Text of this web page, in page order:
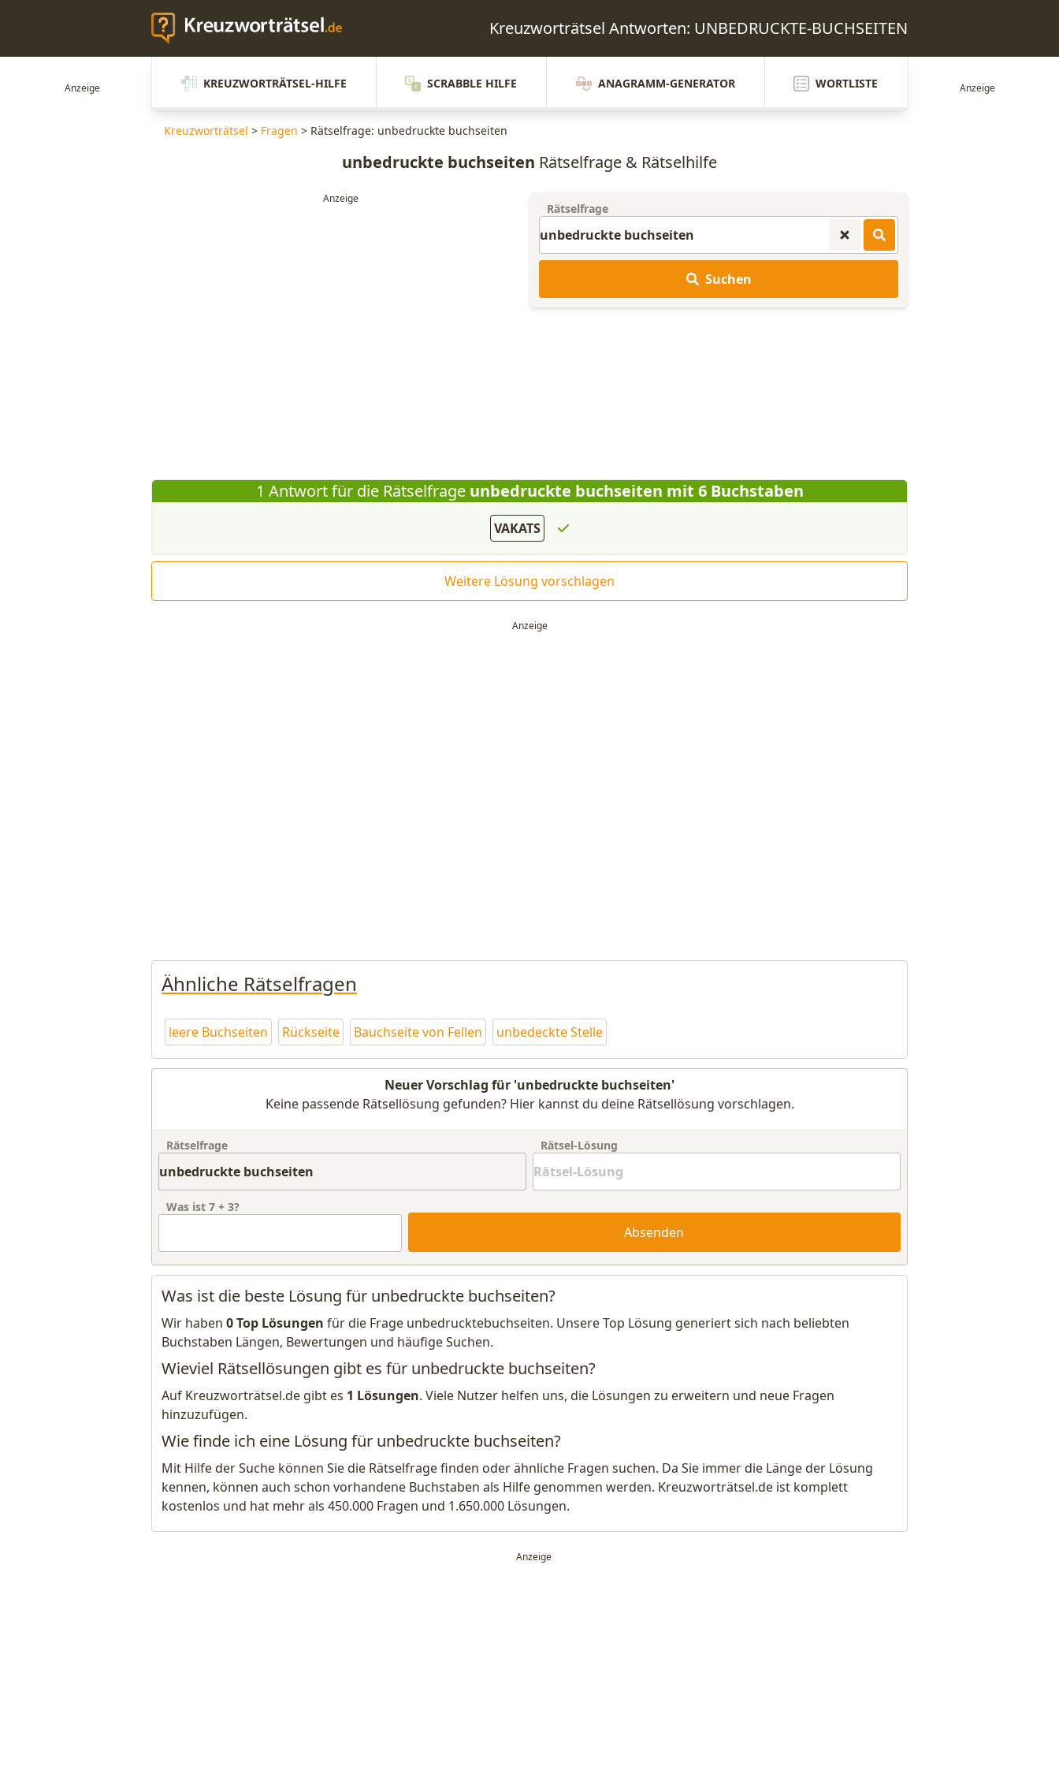
Kreuzworträtsel Antworten: UNBEDRUCKTE-BUCHSEITEN
KREUZWORTRÄTSEL-HILFE SCRABBLE HILFE ANAGRAMM-GENERATOR WORTLISTE
Kreuzworträtsel > Fragen > Rätselfrage: unbedruckte buchseiten
unbedruckte buchseiten Rätselfrage & Rätselhilfe
Rätselfrage
Suchen
1 Antwort für die Rätselfrageunbedruckte buchseiten mit 6 Buchstaben
VAKATS
Weitere Lösung vorschlagen
Ähnliche Rätselfragen
leere Buchseiten Rückseite Bauchseite von Fellen unbedeckte Stelle
Neuer Vorschlag für 'unbedruckte buchseiten'
Keine passende Rätsellösung gefunden? Hier kannst du deine Rätsellösung vorschlagen.
Rätselfrage Rätsel-Lösung
Was ist 7 + 3?
Absenden
Was ist die beste Lösung für unbedruckte buchseiten?
Wir haben 0 Top Lösungen für die Frage unbedrucktebuchseiten. Unsere Top Lösung generiert sich nach beliebten
Buchstaben Längen, Bewertungen und häufige Suchen.
Wieviel Rätsellösungen gibt es für unbedruckte buchseiten?
Auf Kreuzworträtsel.de gibt es 1 Lösungen. Viele Nutzer helfen uns, die Lösungen zu erweitern und neue Fragen
hinzuzufügen.
Wie finde ich eine Lösung für unbedruckte buchseiten?
Mit Hilfe der Suche können Sie die Rätselfrage finden oder ähnliche Fragen suchen. Da Sie immer die Länge der Lösung
kennen, können auch schon vorhandene Buchstaben als Hilfe genommen werden. Kreuzworträtsel.de ist komplett
kostenlos und hat mehr als 450.000 Fragen und 1.650.000 Lösungen.